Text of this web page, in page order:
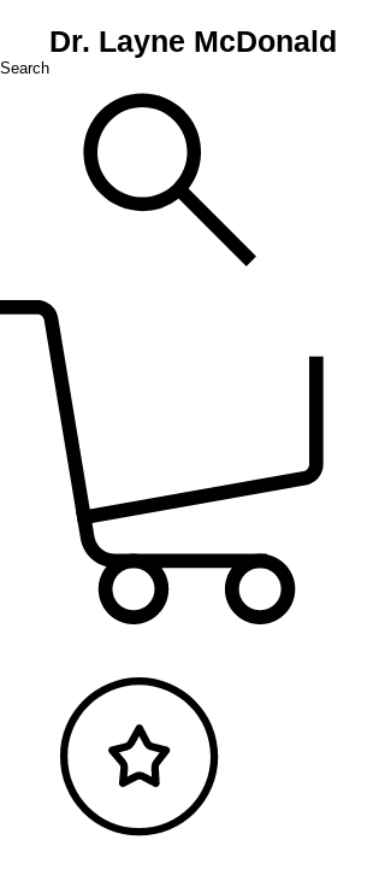
Dr. Layne McDonald
Search